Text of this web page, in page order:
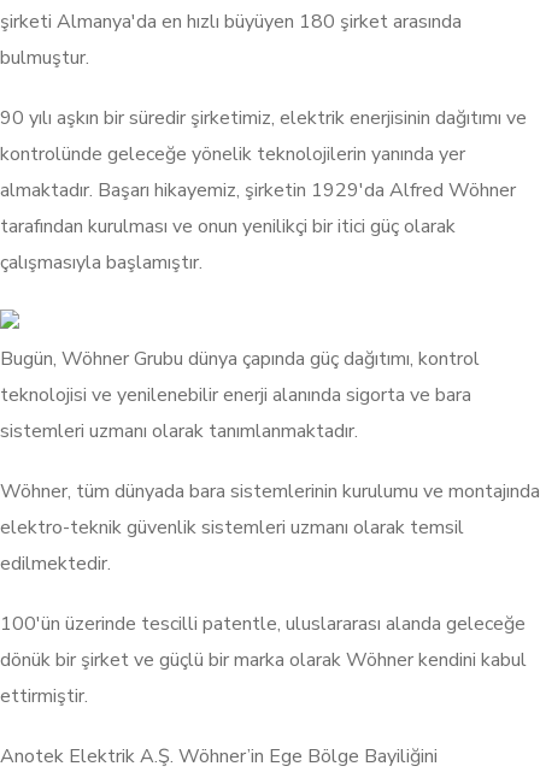
şirketi Almanya'da en hızlı büyüyen 180 şirket arasında
bulmuştur.
90 yılı aşkın bir süredir şirketimiz, elektrik enerjisinin dağıtımı ve
kontrolünde geleceğe yönelik teknolojilerin yanında yer
almaktadır. Başarı hikayemiz, şirketin 1929'da Alfred Wöhner
tarafından kurulması ve onun yenilikçi bir itici güç olarak
çalışmasıyla başlamıştır.
Bugün, Wöhner Grubu dünya çapında güç dağıtımı, kontrol
teknolojisi ve yenilenebilir enerji alanında sigorta ve bara
sistemleri uzmanı olarak tanımlanmaktadır.
Wöhner, tüm dünyada bara sistemlerinin kurulumu ve montajında
elektro-teknik güvenlik sistemleri uzmanı olarak temsil
edilmektedir.
100'ün üzerinde tescilli patentle, uluslararası alanda geleceğe
dönük bir şirket ve güçlü bir marka olarak Wöhner kendini kabul
ettirmiştir.
Anotek Elektrik A.Ş. Wöhner’in Ege Bölge Bayiliğini